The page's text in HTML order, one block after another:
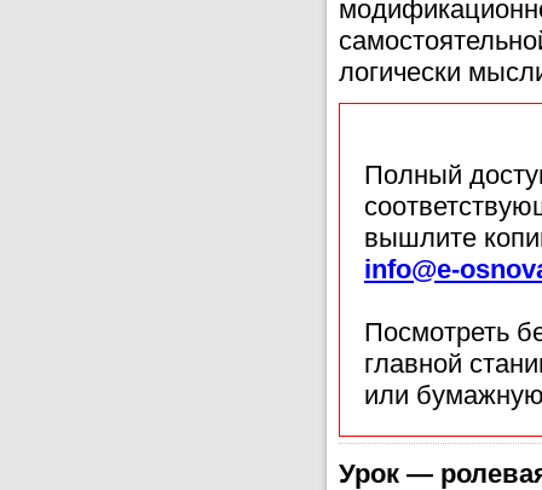
логически
Полный
вышлите
info@e-
Посмотреть
главной
или
Урок —